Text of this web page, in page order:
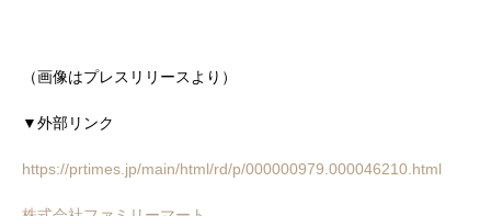
（画像はプレスリリースより）
▼外部リンク
https://prtimes.jp/main/html/rd/p/000000979.000046210.html